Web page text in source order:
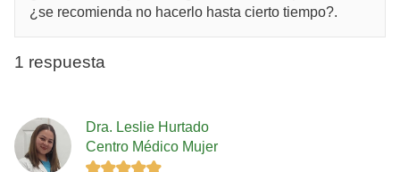
¿se recomienda no hacerlo hasta cierto tiempo?.
1 respuesta
Dra. Leslie Hurtado
Centro Médico Mujer